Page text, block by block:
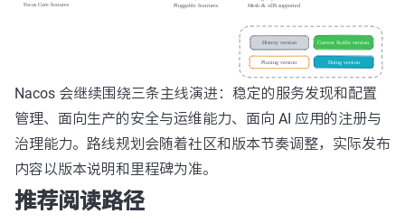
Nacos 会继续围绕三条主线演进：稳定的服务发现和配置
管理、面向生产的安全与运维能力、面向 AI 应用的注册与
治理能力。路线规划会随着社区和版本节奏调整，实际发布
内容以版本说明和里程碑为准。
推荐阅读路径